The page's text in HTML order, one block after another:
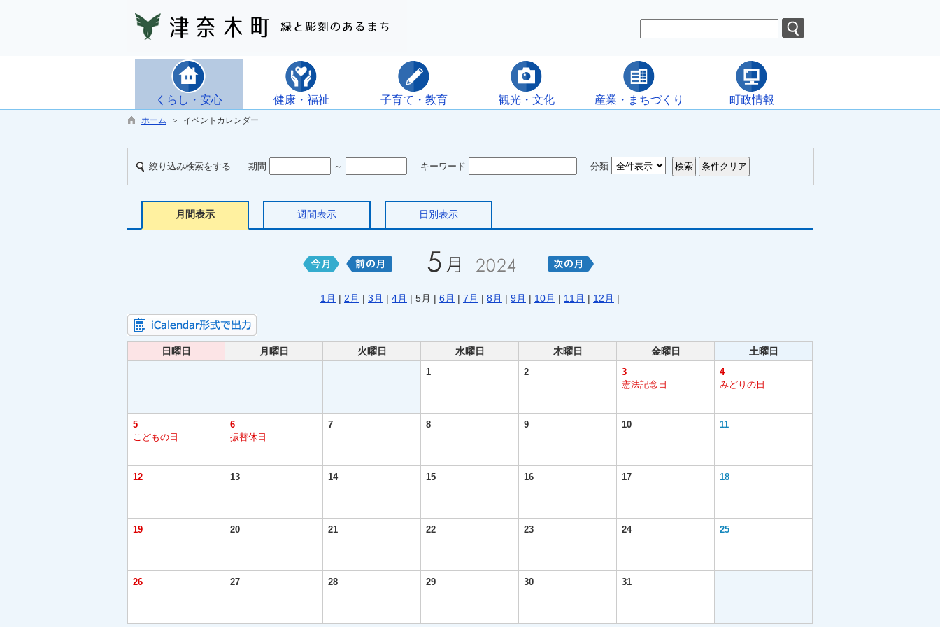
くらし・安心 健康・福祉 子育て・教育 観光・文化 産業・まちづくり 町政情報
ホーム ＞ イベントカレンダー
絞り込み検索をする 期間 ～ キーワード 分類
月間表示 週間表示 日別表示
1月 | 2月 | 3月 | 4月 | 5月 | 6月 | 7月 | 8月 | 9月 | 10月 | 11月 | 12月 |
日曜日 月曜日 火曜日 水曜日 木曜日 金曜日 土曜日
1 2
3
憲法記念日
4
みどりの日
5
こどもの日
6
振替休日
7 8 9 10 11
12 13 14 15 16 17 18
19 20 21 22 23 24 25
26 27 28 29 30 31